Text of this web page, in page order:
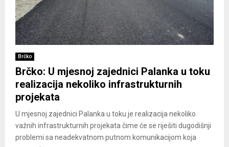
Brčko
Brčko: U mjesnoj zajednici Palanka u toku
realizacija nekoliko infrastrukturnih
projekata
U mjesnoj zajednici Palanka u toku je realizacija nekoliko
važnih infrastrukturnih projekata čime će se riješiti dugodišnji
problemi sa neadekvatnom putnom komunikacijom koja